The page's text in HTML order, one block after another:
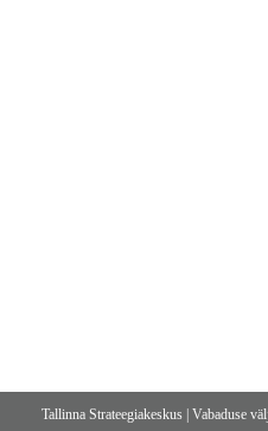
Tallinna Strateegiakeskus |Vabaduse